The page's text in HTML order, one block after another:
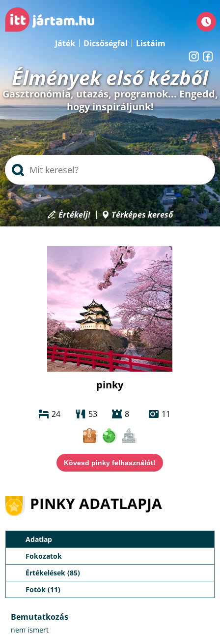
Játék Dicsőségfal Listáim
Élmények első kézből
Gasztronómia, utazás, programok... Engedd,
hogy inspiráljunk!
Értékelj! Térképes kereső
pinky
24 53 8 11
Kövesd pinky felhasználót!
PINKY ADATLAPJA
Adatlap
Fokozatok
Értékelések (85)
Fotók (11)
Bemutatkozás
nem ismert